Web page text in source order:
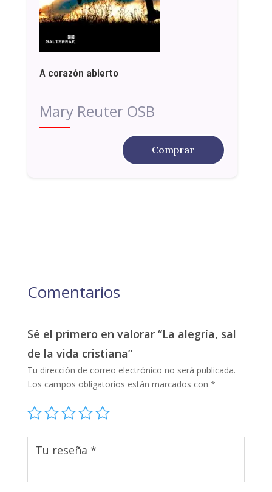
A corazón abierto
Mary Reuter OSB
Comprar
Comentarios
Sé el primero en valorar “La alegría, sal
de la vida cristiana”
Tu dirección de correo electrónico no será publicada.
Los campos obligatorios están marcados con *